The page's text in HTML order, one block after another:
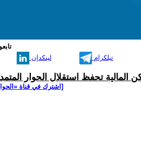
لينكدإن تيلكرام
المالية تحفظ استقلال الحوار
[اشترك في قناة